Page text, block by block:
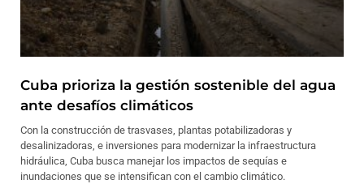
Cuba prioriza la gestión sostenible del agua
ante desafíos climáticos
Con la construcción de trasvases, plantas potabilizadoras y
desalinizadoras, e inversiones para modernizar la infraestructura
hidráulica, Cuba busca manejar los impactos de sequías e
inundaciones que se intensifican con el cambio climático.